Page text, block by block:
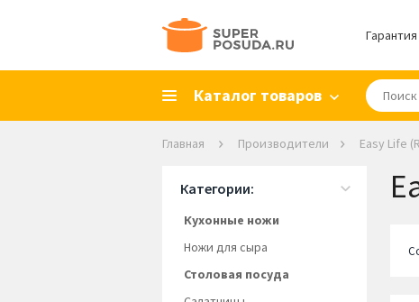
Каталог товаров
Главная Производители Easy Life
Категории:
Кухонные ножи
Ножи для сыра
Столовая посуда